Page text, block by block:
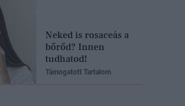
Neked is rosaceás a
bőrőd? Innen
tudhatod!
Támogatott Tartalom